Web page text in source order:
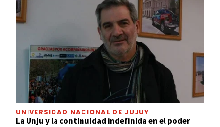
UNIVERSIDAD NACIONAL DE JUJUY
La Unju y la continuidad indefinida en el poder